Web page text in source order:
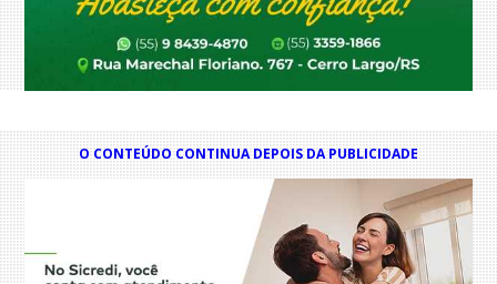
O CONTEÚDO CONTINUA DEPOIS DA PUBLICIDADE